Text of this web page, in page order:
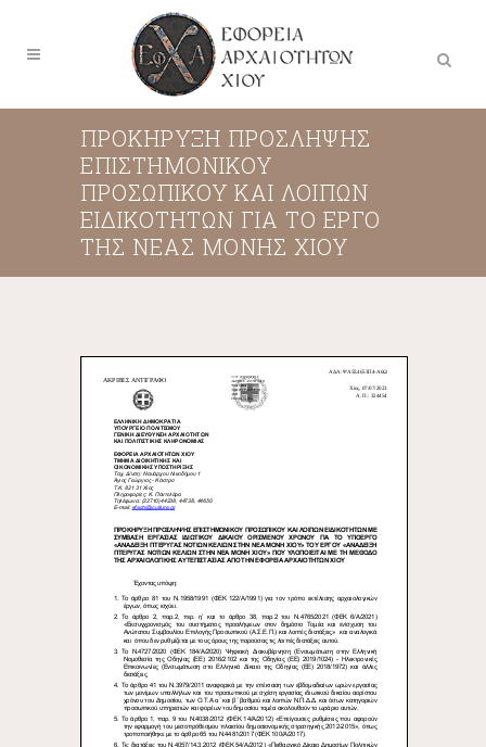
ΠΡΟΚΗΡΥΞΗ ΠΡΟΣΛΗΨΗΣ
ΕΠΙΣΤΗΜΟΝΙΚΟΥ
ΠΡΟΣΩΠΙΚΟΥ ΚΑΙ ΛΟΙΠΩΝ
ΕΙΔΙΚΟΤΗΤΩΝ ΓΙΑ ΤΟ ΕΡΓΟ
ΤΗΣ ΝΕΑΣ ΜΟΝΗΣ ΧΙΟΥ